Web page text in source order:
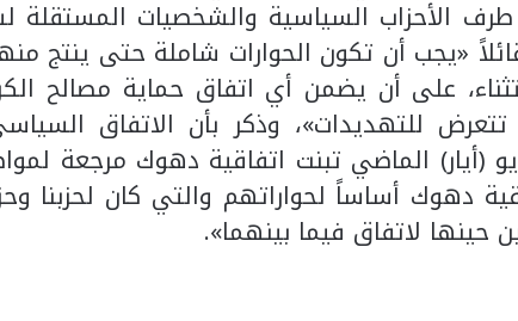
كل طرف الأحزاب السياسية والشخصيات
«يجب أن تكون الحوارات شاملة حتى ينتج
على أن يضمن أي اتفاق حماية مصالح
للتهديدات»، وذكر بأن الاتفاق
(أيار) الماضي تبنت اتفاقية دهوك مرجعة
دهوك أساساً لحواراتهم والتي كان لحزبنا
لاتفاق فيما بينهما».